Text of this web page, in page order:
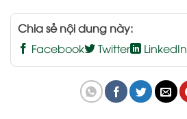
Chia sẻ nội dung này:
Facebook
Twitter LinkedIn